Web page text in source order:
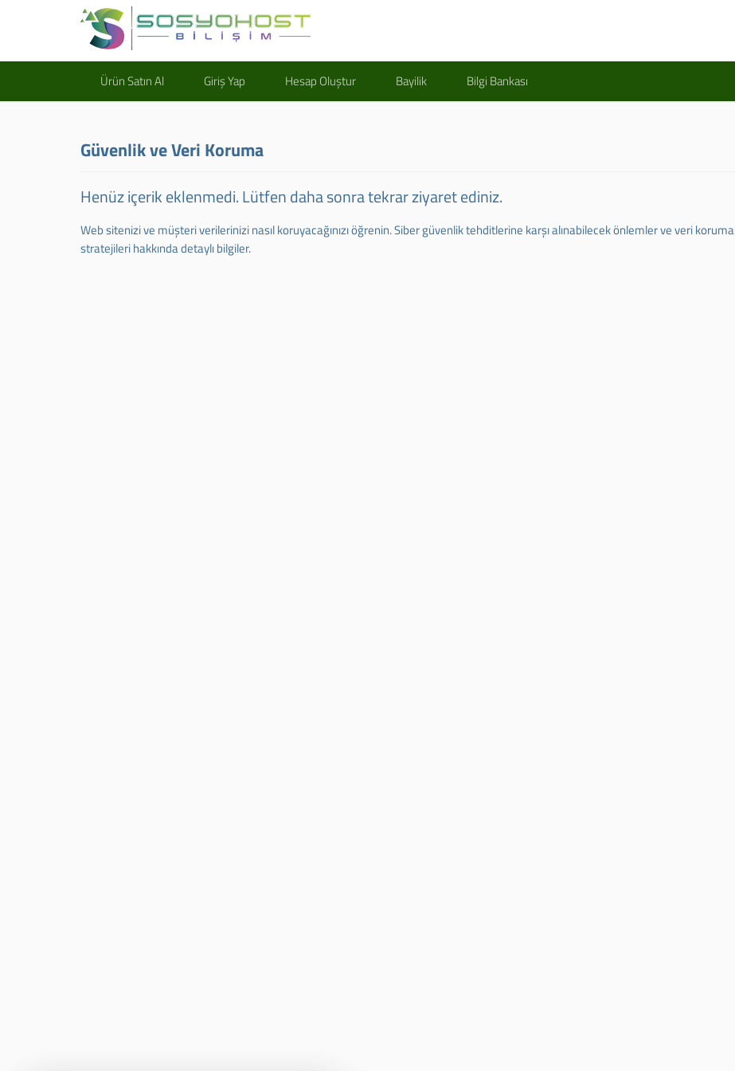
Ürün Satın Al Giriş Yap Hesap Oluştur Bayilik Bilgi Bankası
Güvenlik ve Veri Koruma
Henüz içerik eklenmedi. Lütfen daha sonra tekrar ziyaret ediniz.
Web sitenizi ve müşteri verilerinizi nasıl koruyacağınızı öğrenin. Siber güvenlik tehditlerine karşı alınabilecek önlemler ve veri koruma
stratejileri hakkında detaylı bilgiler.